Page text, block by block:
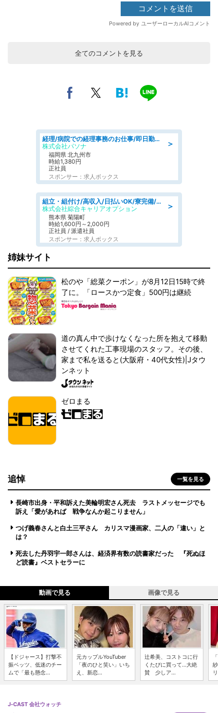
全てのコメントを見る
＞
経理/病院での経理事務のお仕事/即日勤務可/車通勤可/経理/一般事務
株式会社パソナ
福岡県 北九州市
時給1,380円
正社員
スポンサー：求人ボックス
＞
組立・組付け/高収入/日払いOK/寮完備/交替制/20・30・40代活躍中
株式会社綜合キャリアオプション
熊本県 菊陽町
時給1,600円～2,000円
正社員 / 派遣社員
スポンサー：求人ボックス
姉妹サイト
松のや「総菜クーポン」が8月12日15時で終
了に。「ロースかつ定食」500円は継続
道の真ん中で歩けなくなった所を抱えて移動
させてくれた工事現場のスタッフ。その後、
家まで私を送ると(大阪府・40代女性)|Jタウ
ンネット
ゼロまる
追悼 一覧を見る
長崎市出身・平和訴えた美輪明宏さん死去 ラストメッセージでも
訴え「愛があれば 戦争なんか起こりません」
つげ義春さんと白土三平さん カリスマ漫画家、二人の「違い」と
は？
死去した丹羽宇一郎さんは、経済界有数の読書家だった 『死ぬほ
ど読書』ベストセラーに
動画で見る 画像で見る
【ドジャース】打撃不
振ベッツ、低迷のチー
ムで「最も懸念...
元カップルYouTuber
「夜のひと笑い」いち
え、新恋...
辻希美、コストコに行
くたびに買って...大絶
賛 少しア...
J-CAST 会社ウォッチ